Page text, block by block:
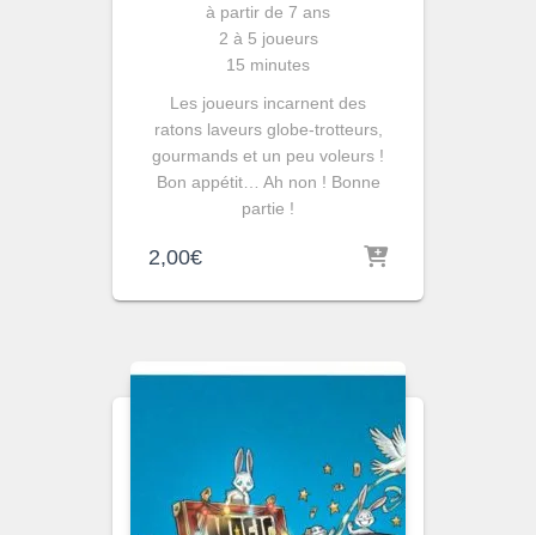
à partir de 7 ans
2 à 5 joueurs
15 minutes
Les joueurs incarnent des
ratons laveurs globe-trotteurs,
gourmands et un peu voleurs !
Bon appétit… Ah non ! Bonne
partie !
2,00€